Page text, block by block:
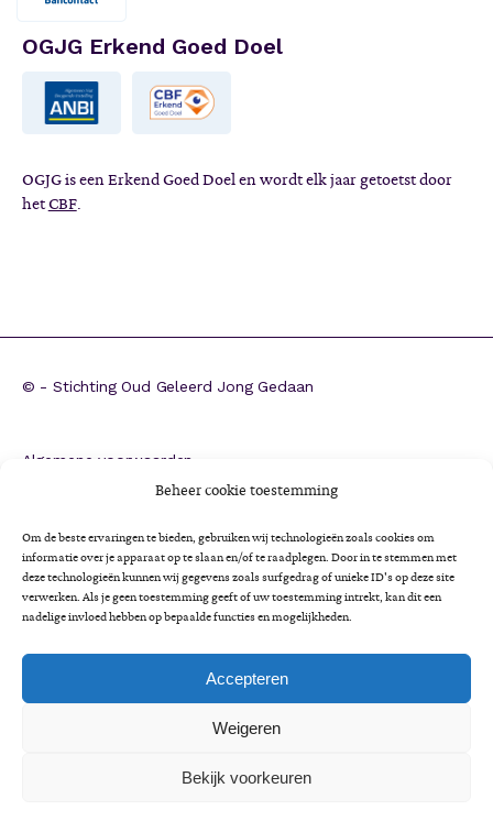
Beheer cookie toestemming
Om de beste ervaringen te bieden, gebruiken wij technologieën zoals cookies om
informatie over je apparaat op te slaan en/of te raadplegen. Door in te stemmen met
deze technologieën kunnen wij gegevens zoals surfgedrag of unieke ID's op deze site
verwerken. Als je geen toestemming geeft of uw toestemming intrekt, kan dit een
nadelige invloed hebben op bepaalde functies en mogelijkheden.
Accepteren
Weigeren
Bekijk voorkeuren
OGJG Erkend Goed Doel
OGJG is een Erkend Goed Doel en wordt elk jaar getoetst door
hetCBF.
© - Stichting Oud Geleerd Jong Gedaan
Algemene voorwaarden
Colofon
Cookieverklaring
Impactrapportage 2025
Minimaregeling voor senioren
Vrijwilligersbeleid en gedragscode
LettertypeLettertype
ALettertype